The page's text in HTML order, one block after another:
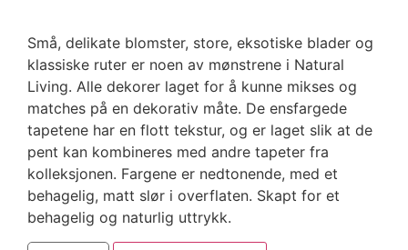
Små, delikate blomster, store, eksotiske blader og
klassiske ruter er noen av mønstrene i Natural
Living. Alle dekorer laget for å kunne mikses og
matches på en dekorativ måte. De ensfargede
tapetene har en flott tekstur, og er laget slik at de
pent kan kombineres med andre tapeter fra
kolleksjonen. Fargene er nedtonende, med et
behagelig, matt slør i overflaten. Skapt for et
behagelig og naturlig uttrykk.